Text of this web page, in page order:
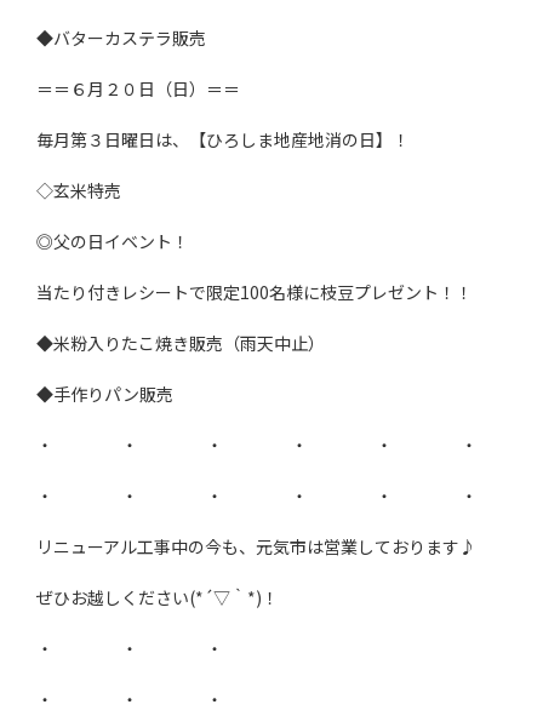
◆バターカステラ販売
＝＝６月２０日（日）＝＝
毎月第３日曜日は、【ひろしま地産地消の日】！
◇玄米特売
◎父の日イベント！
当たり付きレシートで限定100名様に枝豆プレゼント！！
◆米粉入りたこ焼き販売（雨天中止）
◆手作りパン販売
・ ・ ・ ・ ・ ・
・ ・ ・ ・ ・ ・
リニューアル工事中の今も、元気市は営業しております♪
ぜひお越しください(*´▽｀*)！
・ ・ ・
・ ・ ・